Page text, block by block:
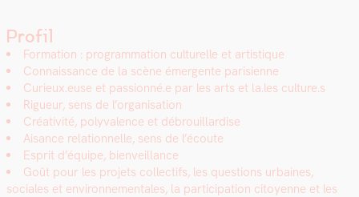
Profil
For­ma­tion : pro­gram­ma­tion cul­turelle et artis­tique
Con­nais­sance de la scène émer­gente parisi­enne
Curieux.euse et passionné.e par les arts et la.les culture.s
Rigueur, sens de l’organisation
Créa­tiv­ité, poly­va­lence et débrouil­lardise
Aisance rela­tion­nelle, sens de l’écoute
Esprit d’équipe, bien­veil­lance
Goût pour les pro­jets col­lec­tifs, les ques­tions urbaines,
sociales et envi­ron­nemen­tales, la par­tic­i­pa­tion citoyenne et les